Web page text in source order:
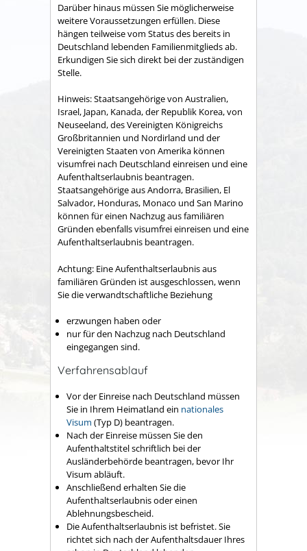
Darüber hinaus müssen Sie möglicherweise
weitere Voraussetzungen erfüllen. Diese
hängen teilweise vom Status des bereits in
Deutschland lebenden Familienmitglieds ab.
Erkundigen Sie sich direkt bei der zuständigen
Stelle.
Hinweis: Staatsangehörige von Australien,
Israel, Japan, Kanada, der Republik Korea, von
Neuseeland, des Vereinigten Königreichs
Großbritannien und Nordirland und der
Vereinigten Staaten von Amerika können
visumfrei nach Deutschland einreisen und eine
Aufenthaltserlaubnis beantragen.
Staatsangehörige aus Andorra, Brasilien, El
Salvador, Honduras, Monaco und San Marino
können für einen Nachzug aus familiären
Gründen ebenfalls visumfrei einreisen und eine
Aufenthaltserlaubnis beantragen.
Achtung: Eine Aufenthaltserlaubnis aus
familiären Gründen ist ausgeschlossen, wenn
Sie die verwandtschaftliche Beziehung
erzwungen haben oder
nur für den Nachzug nach Deutschland
eingegangen sind.
Verfahrensablauf
Vor der Einreise nach Deutschland müssen
Sie in Ihrem Heimatland ein nationales
Visum (Typ D) beantragen.
Nach der Einreise müssen Sie den
Aufenthaltstitel schriftlich bei der
Ausländerbehörde beantragen, bevor Ihr
Visum abläuft.
Anschließend erhalten Sie die
Aufenthaltserlaubnis oder einen
Ablehnungsbescheid.
Die Aufenthaltserlaubnis ist befristet. Sie
richtet sich nach der Aufenthaltsdauer Ihres